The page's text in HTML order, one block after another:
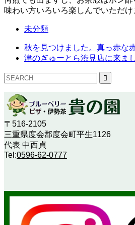
味わい方いろいろ楽しんでいただけ
未分類
秋を見つけました。真っ赤な
津のぎゅーとら渋見店に来ま
〒516-2105
三重県度会郡度会町平生1126
代表 中西貞
Tel:0596-62-0777